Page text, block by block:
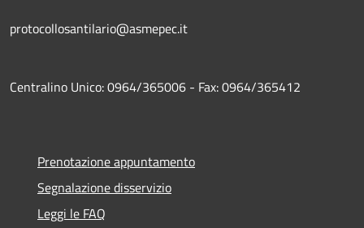
protocollosantilario@asmepec.it
Centralino Unico: 0964/365006 - Fax: 0964/365412
Prenotazione appuntamento
Segnalazione disservizio
Leggi le FAQ